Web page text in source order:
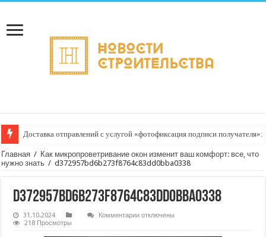
Доставка отправлений с услугой «фотофиксация подписи получателя»:
Главная / Как микропроветривание окон изменит ваш комфорт: все, что
нужно знать / d372957bd6b273f8764c83dd0bba0338
d372957bd6b273f8764c83dd0bba0338
31.10.2024 Комментариикотключены
218 Просмотры